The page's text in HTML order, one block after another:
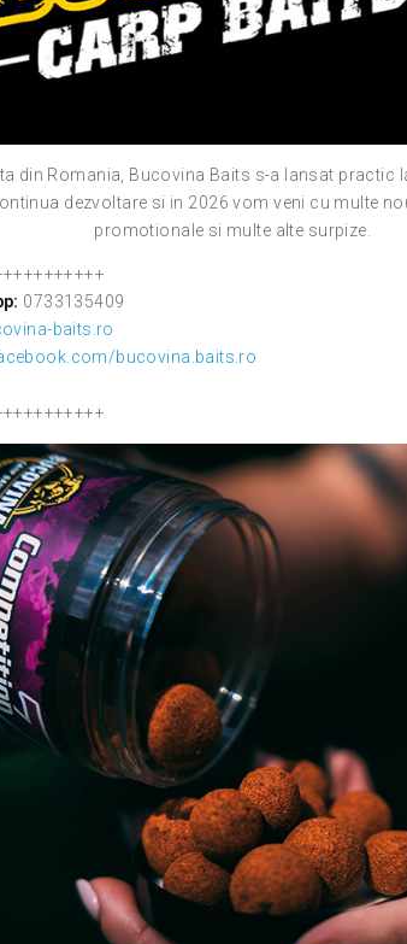
din Romania, Bucovina Baits s-a lansat practic
dezvoltare si in 2026 vom veni cu multe
promotionale si multe alte surpize.
0733135409
baits.ro
bucovina.baits.ro